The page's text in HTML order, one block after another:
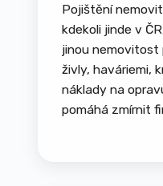
Pojištění
kdekoli jinde v
jinou nemovitost
živly, haváriemi,
náklady na
pomáhá zmírnit
událostí.
běžné